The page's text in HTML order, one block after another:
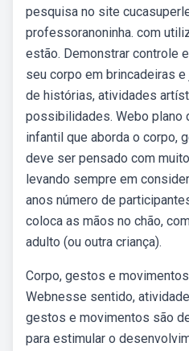
pesquisa no site
professoranoninha. com
estão. Demonstrar controle
seu corpo em brincadeiras
de histórias, atividades
possibilidades. Webo plano
infantil que aborda o corpo,
deve ser pensado com
levando sempre em
anos número de
coloca as mãos no chão,
adulto (ou outra criança).
Corpo, gestos e
Webnesse sentido,
gestos e movimentos são
para estimular o